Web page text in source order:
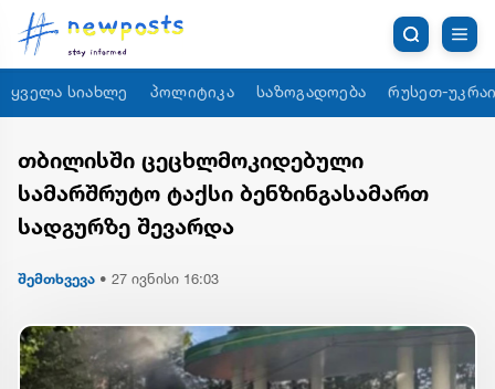
ყველა სიახლე პოლიტიკა საზოგადოება რუსეთ-
თბილისში ცეცხლმოკიდებული
სამარშრუტო ტაქსი ბენზინგასამართ
სადგურზე შევარდა
შემთხვევა • 27 ივნისი 16:03